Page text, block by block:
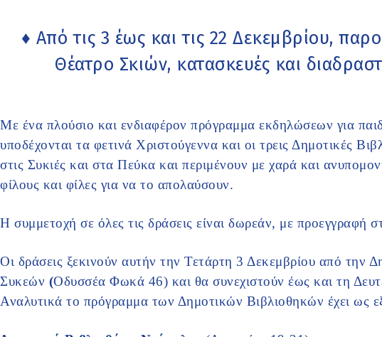
♦ Από τις 3 έως και τις 22 Δεκεμβρίου,
Θέατρο Σκιών, κατασκευές και
Με ένα πλούσιο και ενδιαφέρον πρόγραμμα εκδηλώσεων για
υποδέχονται τα φετινά Χριστούγεννα και οι τρεις Δημοτικές
στις Συκιές και στα Πεύκα και περιμένουν με χαρά και
φίλους και φίλες για να το απολαύσουν.
Η συμμετοχή σε όλες τις δράσεις είναι δωρεάν, με προεγγραφή
Οι δράσεις ξεκινούν αυτήν την Τετάρτη 3 Δεκεμβρίου από την
Συκεών (Οδυσσέα Φωκά 46) και θα συνεχιστούν έως και τη
Αναλυτικά το πρόγραμμα των Δημοτικών Βιβλιοθηκών έχει ως